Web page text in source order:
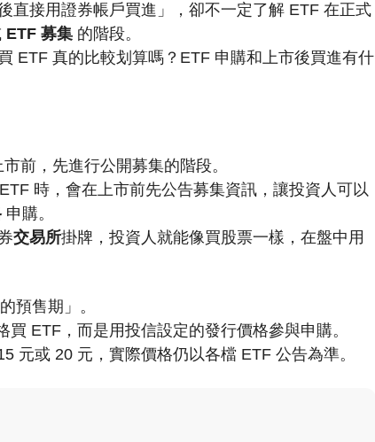
直接用證券帳戶買進」，卻不一定了解 ETF 在正式
ETF 募集的階段。
ETF 真的比較划算嗎？ETF 申購和上市後買進有什
前，先進行公開募集的階段。
時，會在上市前先公告募集資訊，讓投資人可以
申購。
交易所掛牌，投資人就能像買股票一樣，在盤中用
預售期」。
ETF，而是用投信設定的發行價格參與申購。
元或 20 元，實際價格仍以各檔 ETF 公告為準。